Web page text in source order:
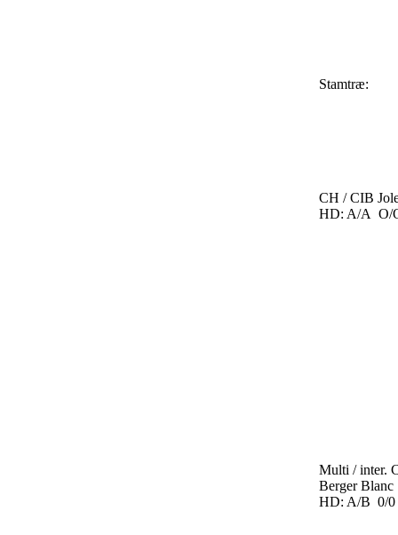
Stamtræ:
CH / CIB
HD: A/A O/
Multi / inter.
Berger Blanc
HD: A/B 0/0